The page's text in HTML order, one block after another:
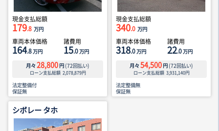
現金支払総額
179.8 万円
車両本体価格
164.8万円
諸費用
15.0万円
月々 28,800 円 (72回払い)
ローン支払総額 2,078,879円
法定整備付
保証無
現金支払総額
340.0 万円
車両本体価格
318.0万円
諸費用
22.0万円
月々 54,500 円 (72回払い)
ローン支払総額 3,931,140円
法定整備無
保証無
シボレー タホ